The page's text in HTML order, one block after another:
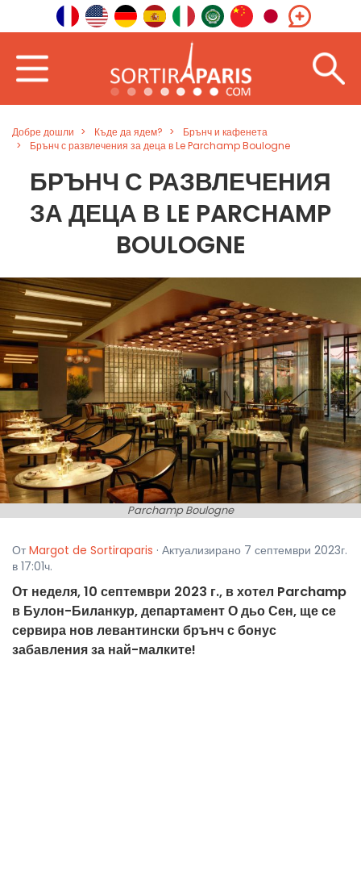
Добре дошли Къде да ядем?
Брънч и кафенета
Брънч с развлечения за деца в Le Parchamp Boulogne
БРЪНЧ С РАЗВЛЕЧЕНИЯ
ЗА ДЕЦА В LE PARCHAMP
BOULOGNE
Parchamp Boulogne
От Margot de Sortiraparis · Актуализирано 7 септември 2023г.
в 17:01ч.
От неделя, 10 септември 2023 г., в хотел Parchamp
в Булон-Биланкур, департамент О дьо Сен, ще се
сервира нов левантински брънч с бонус
забавления за най-малките!